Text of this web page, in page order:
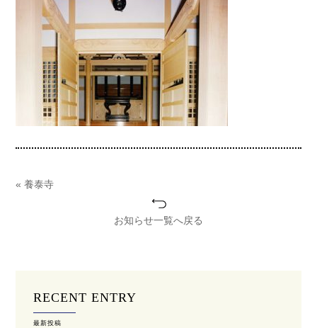
« 養泰寺
お知らせ一覧へ戻る
RECENT ENTRY
最新投稿